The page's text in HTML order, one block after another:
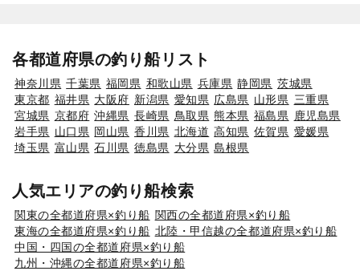
各都道府県の釣り船リスト
神奈川県 千葉県 福岡県 和歌山県 兵庫県 静岡県 茨城県
東京都 福井県 大阪府 新潟県 愛知県 広島県 山形県 三重県
宮城県 京都府 沖縄県 長崎県 鳥取県 熊本県 福島県 鹿児島県
岩手県 山口県 岡山県 香川県 北海道 高知県 佐賀県 愛媛県
埼玉県 富山県 石川県 徳島県 大分県 島根県
人気エリアの釣り船検索
関東の全都道府県×釣り船 関西の全都道府県×釣り船
東海の全都道府県×釣り船 北陸・甲信越の全都道府県×釣り船
中国・四国の全都道府県×釣り船
九州・沖縄の全都道府県×釣り船